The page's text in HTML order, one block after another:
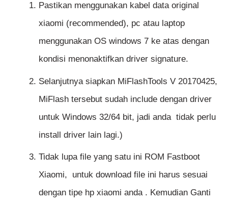
Pastikan menggunakan kabel data original
xiaomi (recommended), pc atau laptop
menggunakan OS windows 7 ke atas dengan
kondisi menonaktifkan driver signature.
Selanjutnya siapkan MiFlashTools V 20170425,
MiFlash tersebut sudah include dengan driver
untuk Windows 32/64 bit, jadi anda tidak perlu
install driver lain lagi.)
Tidak lupa file yang satu ini ROM Fastboot
Xiaomi, untuk download file ini harus sesuai
dengan tipe hp xiaomi anda . Kemudian Ganti